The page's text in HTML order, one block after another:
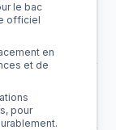
le bac
officiel
en
et de
pour